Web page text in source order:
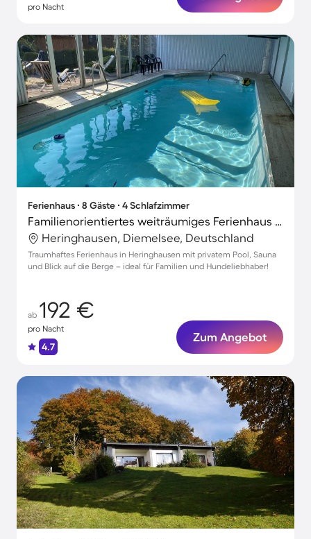
pro Nacht
Ferienhaus ∙ 8 Gäste ∙ 4 Schlafzimmer
Familienorientiertes weiträumiges Ferienhaus mit Sauna, Terrasse und Garten | Naturblick | Haustierfreundlich
Heringhausen, Diemelsee, Deutschland
Traumhaftes Ferienhaus in Heringhausen mit privatem Pool, Sauna
und Blick auf die Berge – ideal für Familien und Hundeliebhaber!
ab 192 €
pro Nacht
4.7
Zum Angebot